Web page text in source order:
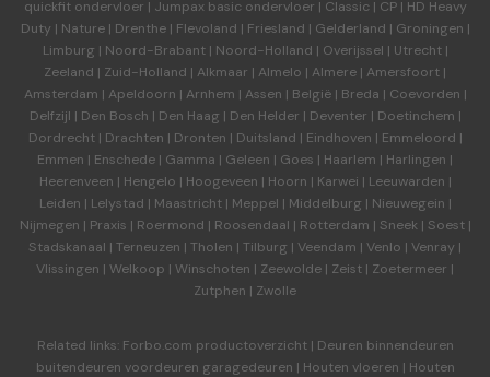
quickfit ondervloer | Jumpax basic ondervloer | Classic | CP| HD Heavy
Duty | Nature| Drenthe| Flevoland | Friesland | Gelderland | Groningen |
Limburg | Noord-Brabant| Noord-Holland | Overijssel | Utrecht|
Zeeland | Zuid-Holland | Alkmaar | Almelo | Almere | Amersfoort |
Amsterdam | Apeldoorn | Arnhem | Assen | België| Breda | Coevorden |
Delfzijl | Den Bosch | Den Haag | Den Helder | Deventer | Doetinchem |
Dordrecht| Drachten | Dronten | Duitsland | Eindhoven | Emmeloord |
Emmen | Enschede | Gamma | Geleen | Goes | Haarlem | Harlingen |
Heerenveen | Hengelo | Hoogeveen | Hoorn | Karwei | Leeuwarden |
Leiden | Lelystad | Maastricht| Meppel | Middelburg | Nieuwegein |
Nijmegen | Praxis | Roermond | Roosendaal | Rotterdam | Sneek| Soest|
Stadskanaal | Terneuzen | Tholen | Tilburg | Veendam | Venlo | Venray |
Vlissingen | Welkoop | Winschoten | Zeewolde | Zeist | Zoetermeer |
Zutphen | Zwolle
Related links: Forbo.com productoverzicht| Deuren binnendeuren
buitendeuren voordeuren garagedeuren | Houten vloeren | Houten